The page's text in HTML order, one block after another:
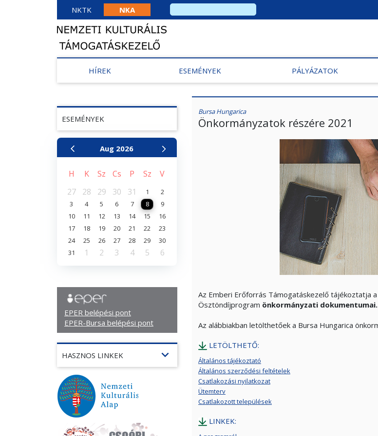
NKTK NKA
HÍREK ESEMÉNYEK PÁLYÁZATOK
ESEMÉNYEK
Aug 2026
H K Sz Cs P Sz
V
27
28 29 30 31 1
2
3
4 5 6 7 8
9
10
11 12 13 14 15
16
17
18 19 20 21 22
23
24
25 26 27 28 29
30
31
1 2 3 4 5 6
EPER belépési pont
EPER-Bursa belépési pont
HASZNOS LINKEK expand_more
Bursa Hungarica
Önkormányzatok részére 2021
Az Emberi Erőforrás Támogatáskezelő tájékoztatja
Ösztöndíjprogram önkormányzati dokumentumai.
Az alábbiakban letölthetőek a Bursa Hungarica
LETÖLTHETŐ:
Általános tájékoztató
Általános szerződési feltételek
Csatlakozási nyilatkozat
Ütemterv
Csatlakozott települések
LINKEK: